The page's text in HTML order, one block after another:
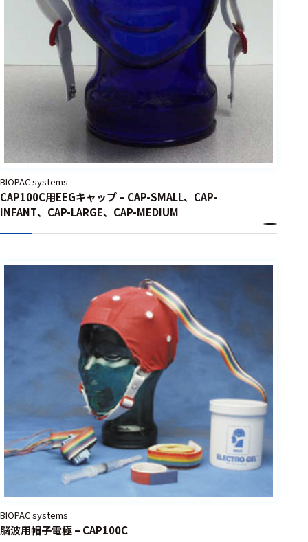
ェア
測定・計測関連
握力計
アイトラ
ッキング
プローブ
計測機器
選択した条件をク
698
品
を
表
示
す
BIOPAC systems
CAP100C用EEGキャップ – CAP-SMALL、CAP-
INFANT、CAP-LARGE、CAP-MEDIUM
BIOPAC systems
脳波用帽子電極 – CAP100C